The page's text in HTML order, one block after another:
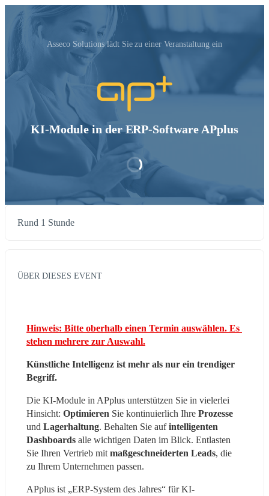
Asseco Solutions‬ lädt Sie zu einer Veranstaltung ein
KI-Module in der ERP-Software APplus
Rund 1 Stunde
ÜBER DIESES EVENT
Hinweis: Bitte oberhalb einen Termin auswählen. Es
stehen mehrere zur Auswahl.
Künstliche Intelligenz ist mehr als nur ein trendiger
Begriff.
Die KI-Module in APplus unterstützen Sie in vielerlei
Hinsicht: Optimieren Sie kontinuierlich Ihre
und Lagerhaltung. Behalten Sie auf intelligenten
Dashboards alle wichtigen Daten im Blick. Entlasten
Sie Ihren Vertrieb mit maßgeschneiderten Leads, die
zu Ihrem Unternehmen passen.
APplus ist „ERP-System des Jahres“ für KI-